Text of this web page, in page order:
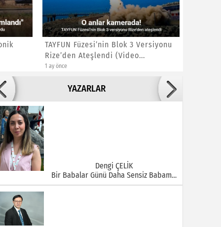
TAYFUN Füzesi’nin Blok 3 Versiyonu
Rize’den Ateşlendi (Video...
1 ay önce
YAZARLAR
Bu Şehrin Ortasında Çürüyen Bir Yapı Var
Dengi ÇELİK
Bir Babalar Günü Daha Sensiz Babam…